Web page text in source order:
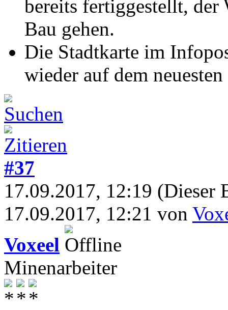
bereits fertiggestellt, der
Bau gehen.
Die Stadtkarte im
wieder auf dem
#37
17.09.2017, 12:19 (Dieser
17.09.2017, 12:21 von
Voxeel
Minenarbeiter